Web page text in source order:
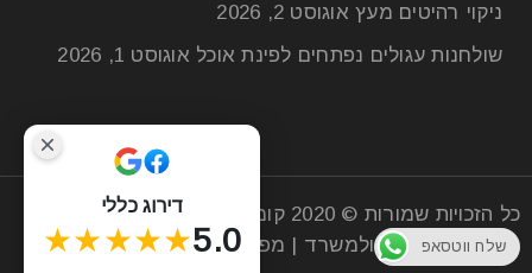
מטבח בעיצוב פתוח: איך להפוך את האי
21 יונ
המטבח הפתוח הפך בעשור האחרון לאחד הטרנדים
ניקוי רהיטים מעץ אוגוסט 2, 2026
שולחנות עגולים נפתחים לפינת אוכל אוגוסט 1, 2026
כל הזכויות שמורות © 2020 קומפי רהיטים | חנות רהיטים
מעץ לסלון הבית ולמשרד | מפת אתר
דירוג כללי
5.0
★★★★★ שלח ווטסאפ